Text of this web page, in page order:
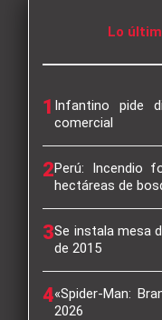
Lo
1 Infantino pide
comercial
2Perú: Incendio
hectáreas de
3Se instala mesa
de 2015
4«Spider-Man:
2026